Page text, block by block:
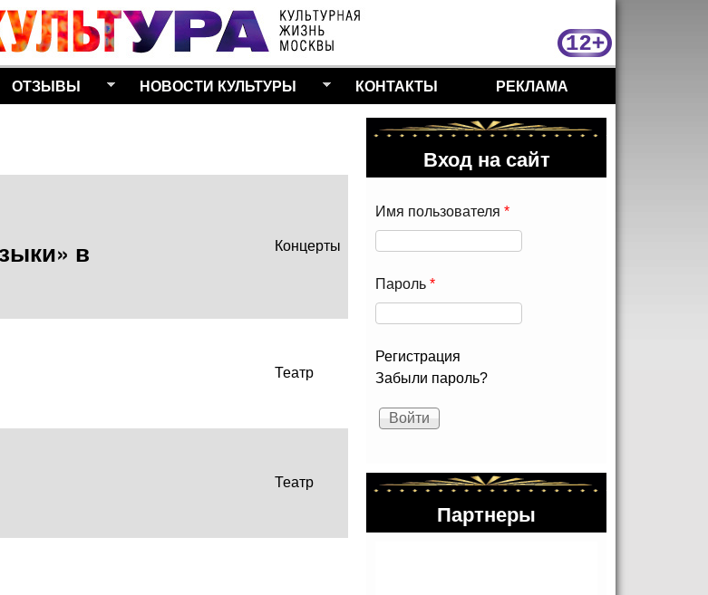
Перейти к основному
содержанию
ОТЗЫВЫ НОВОСТИ КУЛЬТУРЫ КОНТАКТЫ РЕКЛАМА
в
Концерты
Театр
Театр
Вход на сайт
Имя пользователя *
Пароль *
Регистрация
Забыли пароль?
Партнеры